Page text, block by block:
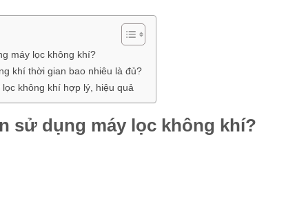
máy lọc không khí?
khí thời gian bao nhiêu là đủ?
không khí hợp lý, hiệu quả
sử dụng máy lọc không khí?